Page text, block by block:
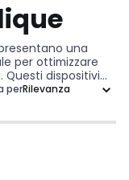
una
per ottimizzare
dispositivi
vasta gamma di
lo stile.
per